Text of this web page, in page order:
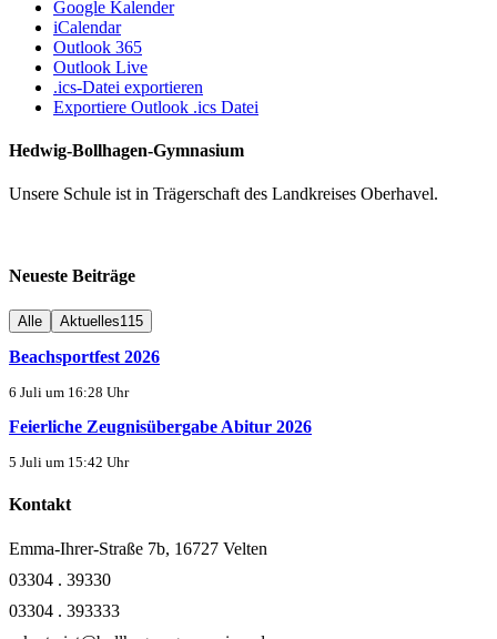
Google Kalender
iCalendar
Outlook 365
Outlook Live
.ics-Datei exportieren
Exportiere Outlook .ics Datei
Hedwig-Bollhagen-Gymnasium
Unsere Schule ist in Trägerschaft des Landkreises Oberhavel.
Neueste Beiträge
Alle Aktuelles115
Beachsportfest 2026
6 Juli um 16:28 Uhr
Feierliche Zeugnisübergabe Abitur 2026
5 Juli um 15:42 Uhr
Kontakt
Emma-Ihrer-Straße 7b, 16727 Velten
03304 . 39330
03304 . 393333